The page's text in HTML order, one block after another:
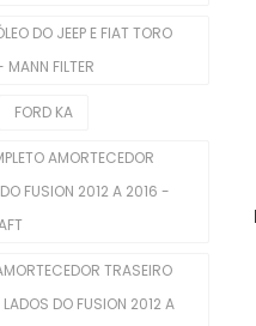
Borboleta
Dentadas
Poly V
Motor
Completos
Ar
Combustível
DO JEEP E FIAT TORO
MANN FILTER
FORD KA
AMORTECEDOR
FUSION 2012 A 2016 -
TRASEIRO
DO FUSION 2012 A